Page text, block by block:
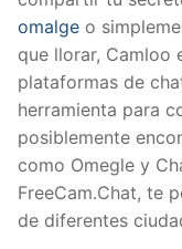
omalge o
que llorar, Camloo
plataformas de
herramienta para
posiblemente
como Omegle y
FreeCam.Chat, te
de diferentes